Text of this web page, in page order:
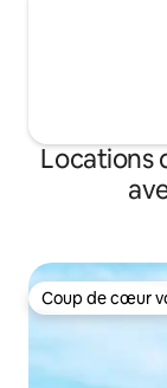
détendre dans
dans un espace
est confortable
journée ♡♡♡~
Locations
Coup de cœur
Coup de cœur